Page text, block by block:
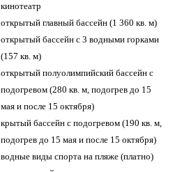
кинотеатр
открытый главный бассейн (1 360 кв. м)
открытый бассейн с 3 водными горками
(157 кв. м)
открытый полуолимпийский бассейн с
подогревом (280 кв. м, подогрев до 15
мая и после 15 октября)
крытый бассейн с подогревом (190 кв. м,
подогрев до 15 мая и после 15 октября)
водные виды спорта на пляже (платно)